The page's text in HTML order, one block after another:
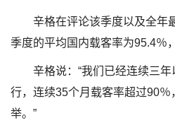
辛格在评论该季度以及全年
季度的平均国内载客率为95.4％
辛格说：“我们已经连续三
行，连续35个月载客率超过90
举。”